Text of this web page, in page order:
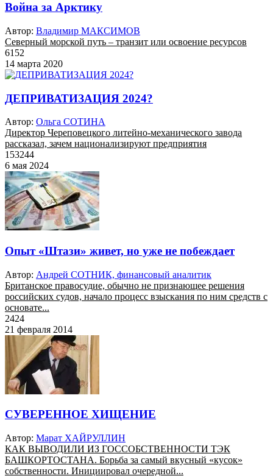
Война за Арктику
Автор: Владимир МАКСИМОВ
Северный морской путь – транзит или освоение ресурсов
6152
14 марта 2020
ДЕПРИВАТИЗАЦИЯ 2024?
Автор: Ольга СОТИНА
Директор Череповецкого литейно-механического завода
рассказал, зачем национализируют предприятия
153244
6 мая 2024
Опыт «Штази» живет, но уже не побеждает
Автор: Андрей СОТНИК, финансовый аналитик
Британское правосудие, обычно не признающее решения
российских судов, начало процесс взыскания по ним средств с
основате...
2424
21 февраля 2014
СУВЕРЕННОЕ ХИЩЕНИЕ
Автор: Марат ХАЙРУЛЛИН
КАК ВЫВОДИЛИ ИЗ ГОССОБСТВЕННОСТИ ТЭК
БАШКОРТОСТАНА. Борьба за самый вкусный «кусок»
собственности. Инициировал очередной...